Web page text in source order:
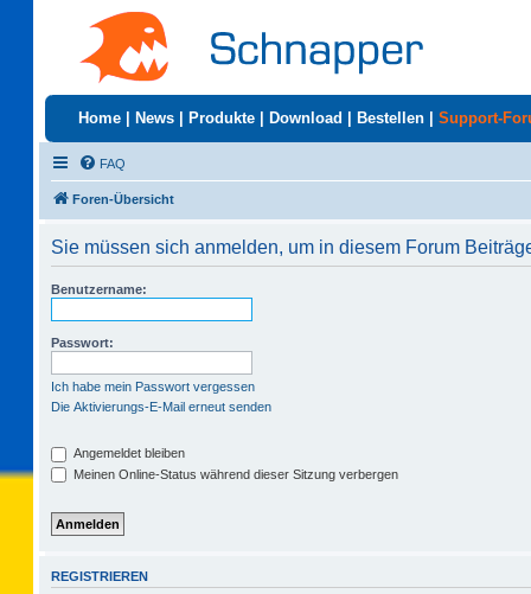
Home News Produkte Download Bestellen Support-
FAQ
Foren-Übersicht
Sie müssen sich anmelden, um in diesem Forum
Benutzername:
Passwort:
Ich habe mein Passwort vergessen
Die Aktivierungs-E-Mail erneut senden
Angemeldet bleiben
Meinen Online-Status während dieser Sitzung verbergen
REGISTRIEREN